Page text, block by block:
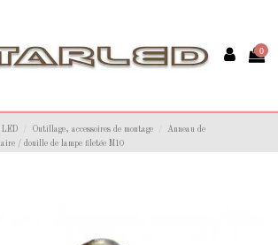
0
LED Outillage, accessoires de montage
Anneau de
/ douille de lampe filetée M10